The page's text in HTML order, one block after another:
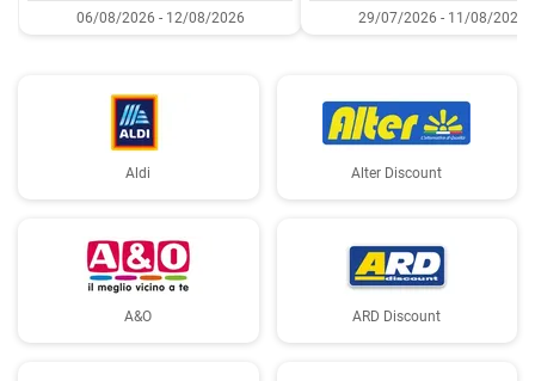
06/08/2026 - 12/08/2026 29/07/2026 - 11/08/2026
Aldi Alter Discount
A&O ARD Discount